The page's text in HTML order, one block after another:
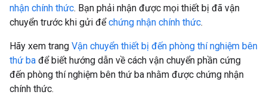
nhận chính thức. Bạn phải nhận được mọi thiết bị đã vận
chuyển trước khi gửi đểchứng nhận chính thức.
Hãy xem trang Vận chuyển thiết bị đến phòng thí nghiệm bên
thứ ba để biết hướng dẫn về cách vận chuyển phần cứng
đến phòng thí nghiệm bên thứ ba nhằm được chứng nhận
chính thức.